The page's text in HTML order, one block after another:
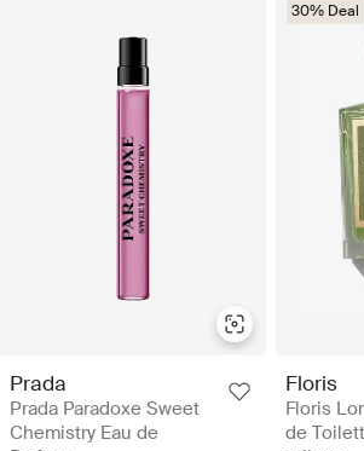
Prada
Prada Paradoxe Sweet
Chemistry Eau de
30% Deal
Floris
Floris
de